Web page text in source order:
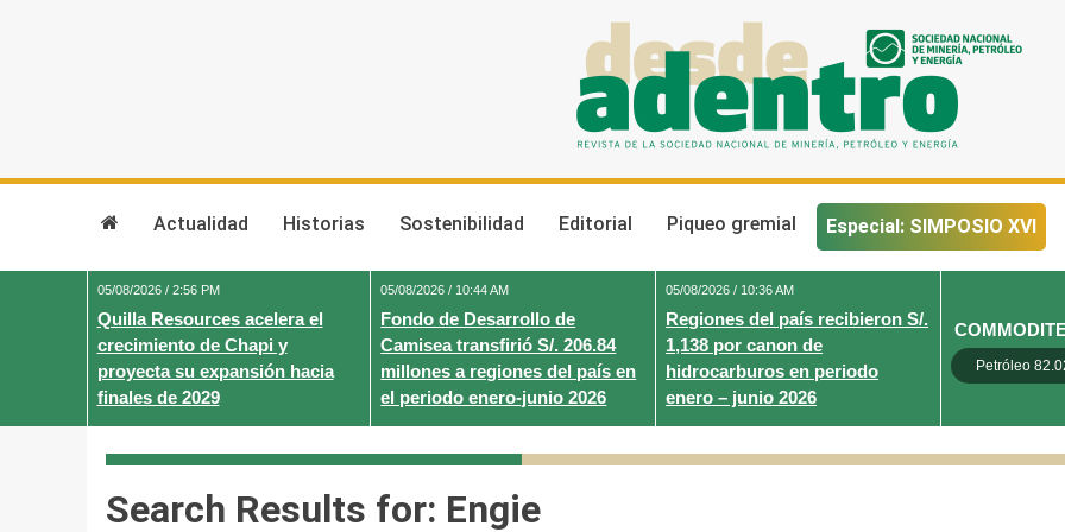
Actualidad Historias Sostenibilidad Editorial Piqueo gremial Especial: SIMPOSIO XVI
05/08/2026 / 2:56 PM
Quilla Resources acelera el
crecimiento de Chapi y
proyecta su expansión hacia
finales de 2029
05/08/2026 / 10:44 AM
Fondo de Desarrollo de
Camisea transfirió S/. 206.84
millones a regiones del país en
el periodo enero-junio 2026
05/08/2026 / 10:36 AM
Regiones del país recibieron S/.
1,138 por canon de
hidrocarburos en periodo
enero – junio 2026
Petróleo
Search Results for: Engie